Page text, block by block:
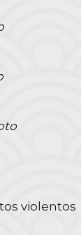
violentos